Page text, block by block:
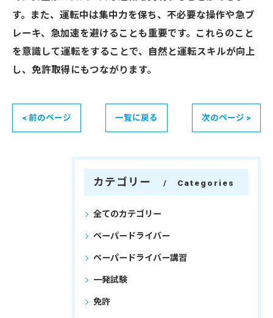
す。また、運転中は集中力を保ち、不必要な操作や急ブ
レーキ、急加速を避けることも重要です。これらのこと
を意識して運転をすることで、自然と運転スキルが向上
し、免許取得にもつながります。
< 前のページ 一覧に戻る 次のページ >
カテゴリー Categories
全てのカテゴリー
ペーパードライバー
ペーパードライバー講習
一発試験
免許